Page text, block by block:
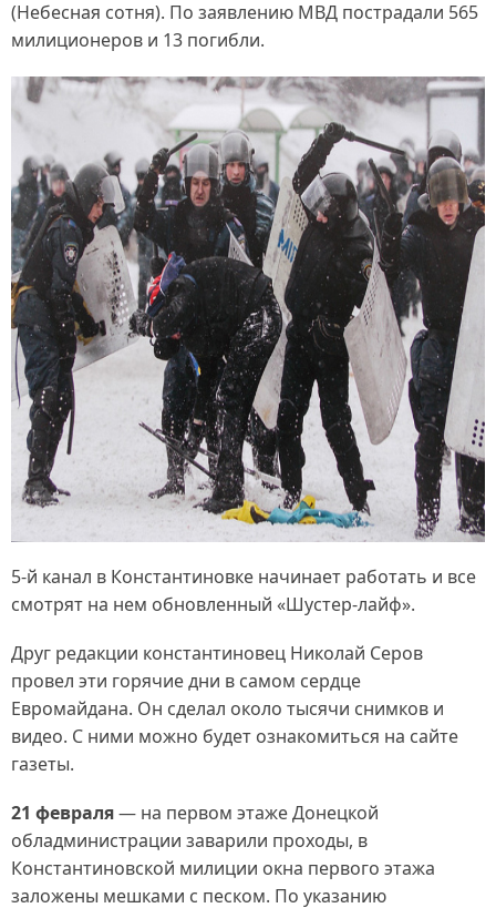
(Небесная сотня). По заявлению МВД пострадали 565
милиционеров и 13 погибли.
5-й канал в Константиновке начинает работать и все
смотрят на нем обновленный «Шустер-лайф».
Друг редакции константиновец Николай Серов
провел эти горячие дни в самом сердце
Евромайдана. Он сделал около тысячи снимков и
видео. С ними можно будет ознакомиться на сайте
газеты.
21 февраля— на первом этаже Донецкой
обладминистрации заварили проходы, в
Константиновской милиции окна первого этажа
заложены мешками с песком. По указанию